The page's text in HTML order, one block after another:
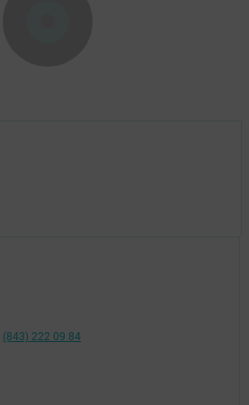
(843) 222 09 84